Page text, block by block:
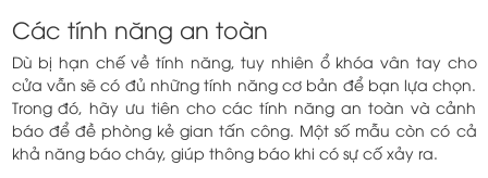
Các tính năng an toàn
Dù bị hạn chế về tính năng, tuy nhiên ổ khóa vân tay cho
cửa vẫn sẽ có đủ những tính năng cơ bản để bạn lựa chọn.
Trong đó, hãy ưu tiên cho các tính năng an toàn và cảnh
báo để đề phòng kẻ gian tấn công. Một số mẫu còn có cả
khả năng báo cháy, giúp thông báo khi có sự cố xảy ra.